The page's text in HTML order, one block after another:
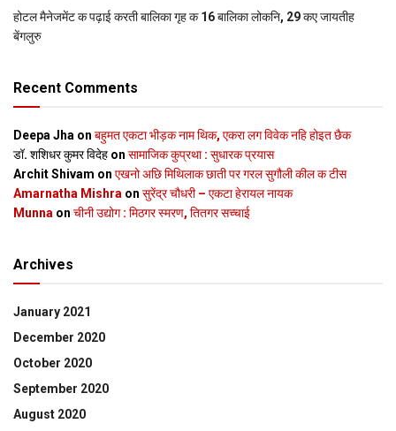
होटल मैनेजमेंट क पढ़ाई करती बालिका गृह क 16 बालिका लोकनि, 29 कए जायतीह
बेंगलुरु
Recent Comments
Deepa Jha on बहुमत एकटा भीड़क नाम थिक, एकरा लग विवेक नहि होइत छैक
डॉ. शशिधर कुमर विदेह on सामाजिक कुप्रथा : सुधारक प्रयास
Archit Shivam on एखनो अछि मिथिलाक छाती पर गरल सुगौली कील क टीस
Amarnatha Mishra on सुरेंद्र चौधरी – एकटा हेरायल नायक
Munna on चीनी उद्योग : मिठगर स्‍मरण, तितगर सच्‍चाई
Archives
January 2021
December 2020
October 2020
September 2020
August 2020